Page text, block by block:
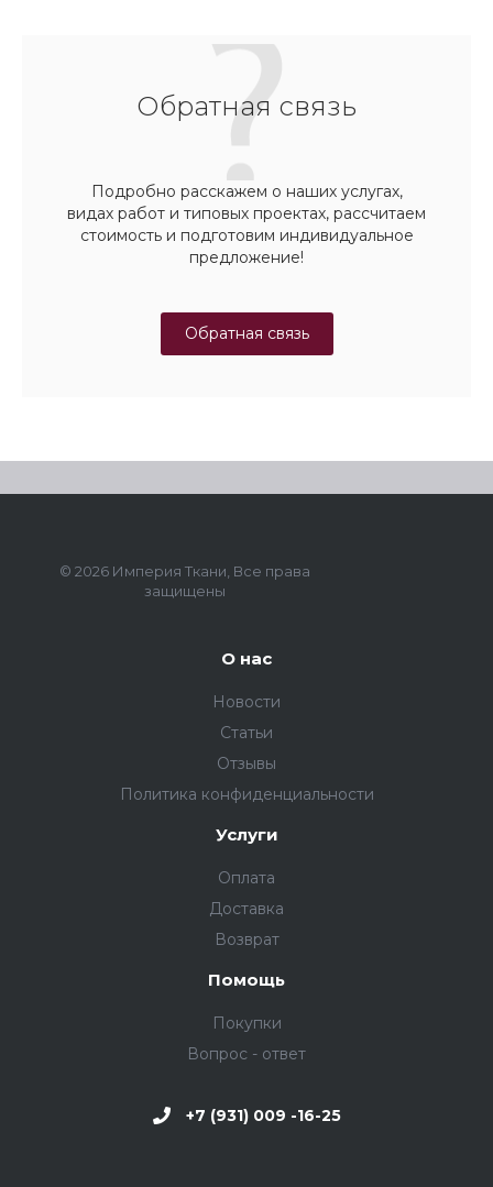
Обратная связь
Подробно расскажем о наших услугах,
видах работ и типовых проектах, рассчитаем
стоимость и подготовим индивидуальное
предложение!
Обратная связь
© 2026 Империя Ткани, Все права
защищены
О нас
Новости
Статьи
Отзывы
Политика конфиденциальности
Услуги
Оплата
Доставка
Возврат
Помощь
Покупки
Вопрос - ответ
+7 (931) 009 -16-25